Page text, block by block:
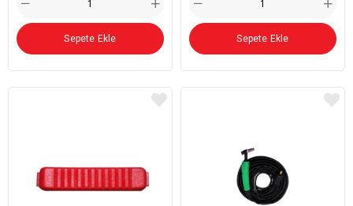
Sepete Ekle Sepete Ekle